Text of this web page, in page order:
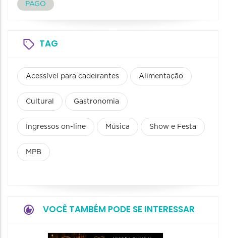
PAGO
TAG
Acessível para cadeirantes Alimentação
Cultural Gastronomia
Ingressos on-line Música Show e Festa
MPB
VOCÊ TAMBÉM PODE SE INTERESSAR